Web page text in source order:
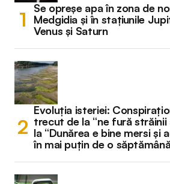
Se opreșe apa în zona de
Medgidia și în stațiunile
Venus și Saturn
Evoluția isteriei:
trecut de la “ne fură străinii
la “Dunărea e bine mersi și
în mai puțin de o